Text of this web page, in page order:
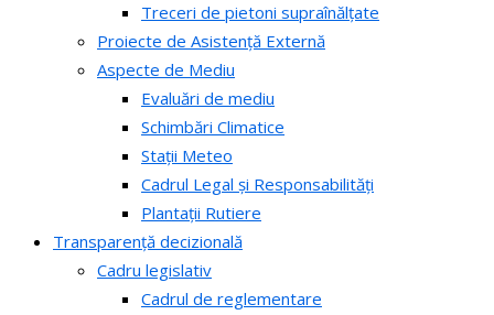
Treceri de pietoni supraînălțate
Proiecte de Asistență Externă
Aspecte de Mediu
Evaluări de mediu
Schimbări Climatice
Stații Meteo
Cadrul Legal și Responsabilități
Plantații Rutiere
Transparență decizională
Cadru legislativ
Cadrul de reglementare